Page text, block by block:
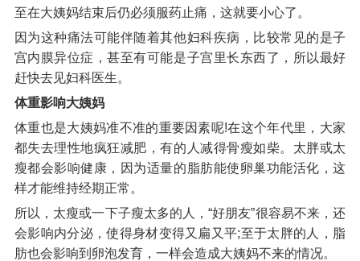
至在大姨妈结束后仍必须服药止痛，这就要小心了。
因为这种痛法可能伴随着其他妇科疾病，比较常见的是子
宫内膜异位症，甚至有可能是子宫里长东西了，所以最好
赶快去见妇科医生。
体重影响大姨妈
体重也是大姨妈准不准的重要因素呢!在这个年代里，大家
都失去理性地疯狂减肥，有的人减得骨瘦如柴。太胖或太
瘦都会影响健康，因为适量的脂肪能使卵巢功能活化，这
样才能维持经期正常。
所以，太瘦或一下子瘦太多的人，“好朋友”很容易不来，还
会影响内分泌，使得身材变得又扁又平;至于太胖的人，脂
肪也会影响到卵泡发育，一样会造成大姨妈不来的情况。